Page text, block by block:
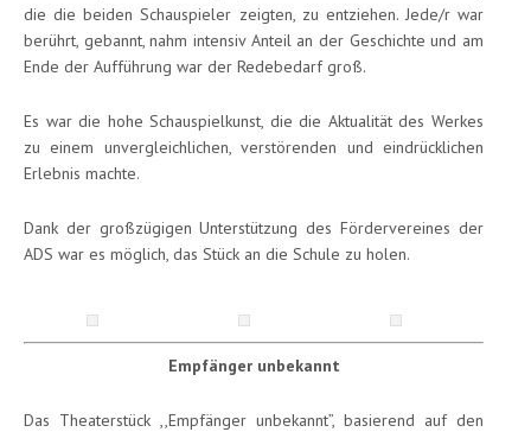
die die beiden Schauspieler zeigten, zu entziehen. Jede/r war
berührt, gebannt, nahm intensiv Anteil an der Geschichte und am
Ende der Aufführung war der Redebedarf groß.
Es war die hohe Schauspielkunst, die die Aktualität des Werkes
zu einem unvergleichlichen, verstörenden und eindrücklichen
Erlebnis machte.
Dank der großzügigen Unterstützung des Fördervereines der
ADS war es möglich, das Stück an die Schule zu holen.
Empfänger unbekannt
Das Theaterstück ,,Empfänger unbekannt”, basierend auf den